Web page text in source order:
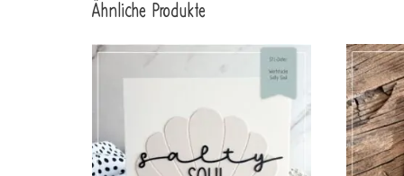
Ähnliche Produkte